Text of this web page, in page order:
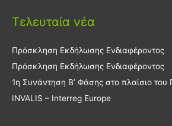
Τελευταία νέα
Πρόσκληση Εκδήλωσης Ενδιαφέροντος
Πρόσκληση Εκδήλωσης Ενδιαφέροντος
1η Συνάντηση Β’ Φάσης στο πλαίσιο
INVALIS – Interreg Europe